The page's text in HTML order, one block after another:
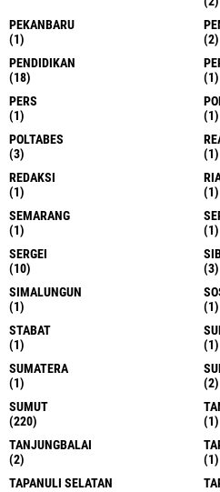
PEKANBARU
(1)
(2)
PENDIDIKAN
(18)
(1)
PERS
(1)
(1)
POLTABES
(3)
(1)
REDAKSI
(1)
(1)
SEMARANG
(1)
(1)
SERGEI
(10)
(3)
SIMALUNGUN
(1)
(1)
STABAT
(1)
(1)
SUMATERA
(1)
(2)
SUMUT
(220)
(1)
TANJUNGBALAI
(2)
(1)
TAPANULI SELATAN